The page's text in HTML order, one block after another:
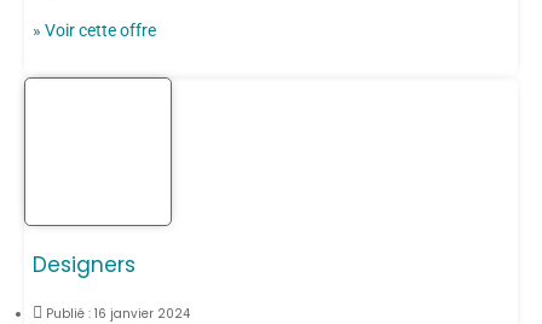
» Voir cette offre
Designers
Publié : 16 janvier 2024